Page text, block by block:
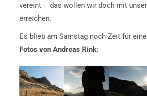
vereint – das wollen wir doch mit
erreichen.
Es blieb am Samstag noch Zeit für
Fotos von Andreas Rink: